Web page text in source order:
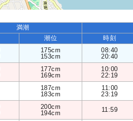
満潮
潮位 時刻
175cm
153cm
08:40
20:40
177cm
169cm
10:00
22:19
187cm
183cm
11:00
23:19
200cm
194cm
11:59